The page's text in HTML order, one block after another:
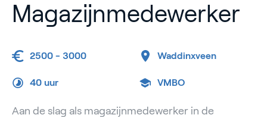
Magazijnmedewerker
2500 - 3000 Waddinxveen
40 uur VMBO
Aan de slag als magazijnmedewerker in de